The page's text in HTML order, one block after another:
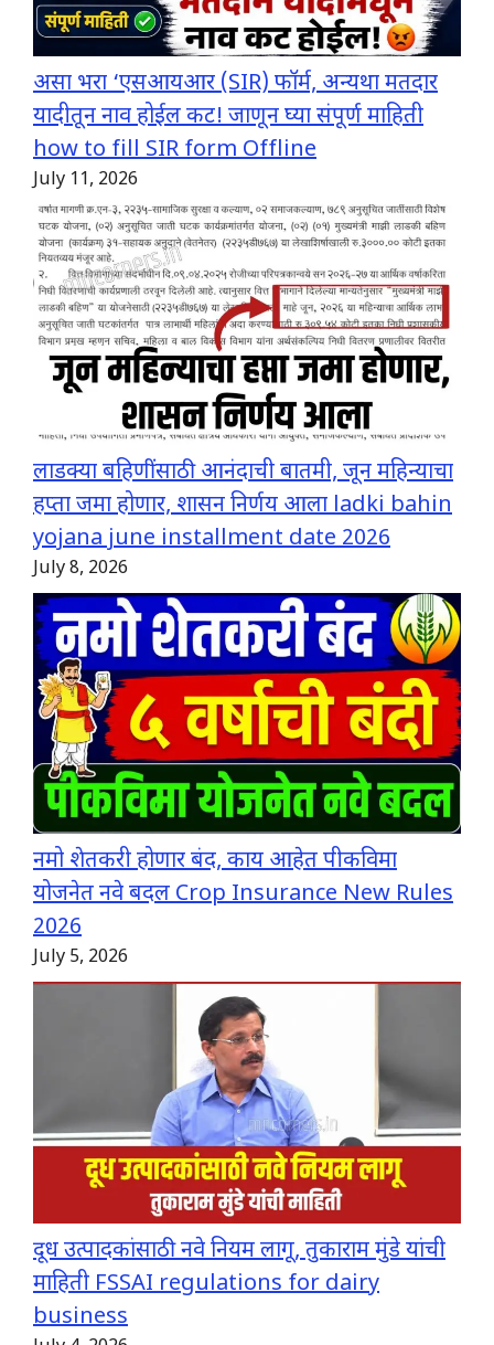
असा भरा ‘एसआयआर (SIR) फॉर्म, अन्यथा मतदार
यादीतून नाव होईल कट! जाणून घ्या संपूर्ण माहिती
how to fill SIR form Offline
July 11, 2026
लाडक्या बहिणींसाठी आनंदाची बातमी, जून महिन्याचा
हप्ता जमा होणार, शासन निर्णय आला ladki bahin
yojana june installment date 2026
July 8, 2026
नमो शेतकरी होणार बंद, काय आहेत पीकविमा
योजनेत नवे बदल Crop Insurance New Rules
2026
July 5, 2026
दूध उत्पादकांसाठी नवे नियम लागू, तुकाराम मुंडे यांची
माहिती FSSAI regulations for dairy
business